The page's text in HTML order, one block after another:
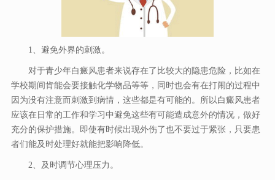
1、避免外界的刺激。
对于青少年白癜风患者来说存在了比较大的隐患危险，比如在
学校期间肯能会要接触化学物品等等，同时也会有在打闹的过程中
因为没有注意而刺激到病情，这些都是有可能的。所以白癜风患者
应该在日常的工作和学习中避免这些有可能造成意外的情况，做好
充分的保护措施。即使有时候出现外伤了也不要过于紧张，只要患
者们能及时处理好就能把影响降低。
2、及时调节心理压力。